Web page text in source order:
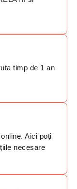
timp de 1 an
Aici poți
necesare